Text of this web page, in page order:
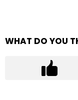
WHAT DO YOU